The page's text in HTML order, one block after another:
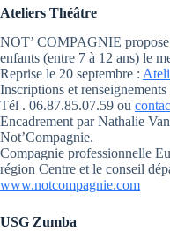
Ateliers Théâtre
NOT’ COMPAGNIE
enfants (entre 7 à 12 ans) le
Reprise le 20 septembre :
Inscriptions et
Tél . 06.87.85.07.59 ou
Encadrement par Nathalie
Not’Compagnie.
Compagnie professionnelle
région Centre et le conseil
www.notcompagnie.com
USG Zumba